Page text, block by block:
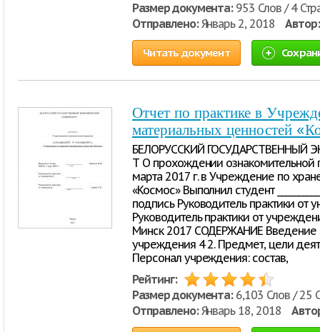
Размер документа:953 Слов / 4
Отправлено:Январь 2, 2018 Автор:
Читать документ
Отчет по практике в
материальных ценностей
БЕЛОРУССКИЙ ГОСУДАРСТВЕННЫЙ
Т О прохождении ознакомительной
марта 2017 г. в Учреждение по
«Космос» Выполнил студент
подпись Руководитель практики от
Руководитель практики от
Минск 2017 СОДЕРЖАНИЕ Введение
учреждения 4 2. Предмет, цели
Персонал учреждения: состав,
Рейтинг:
Размер документа:6,103 Слов / 25
Отправлено:Январь 18, 2018